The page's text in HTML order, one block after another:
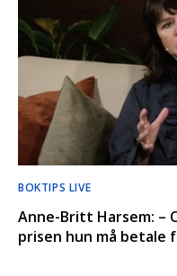
BOKTIPS LIVE
Anne-Britt Harsem: –
prisen hun må betale